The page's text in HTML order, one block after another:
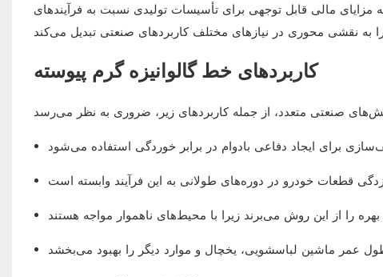
مالی قابل توجهی برای تأسیسات تولیدی نسبت به فرآیندهای
کاربردهای خط گالوانیزه گرم پیوسته